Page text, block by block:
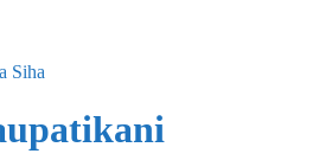
Siha